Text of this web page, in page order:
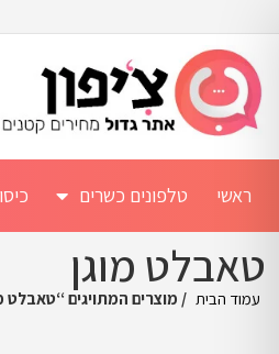
ראשי טלפונים כשרים
טאבלט מוגן
עמוד הבית / מוצרים המתויגים “טאבלט